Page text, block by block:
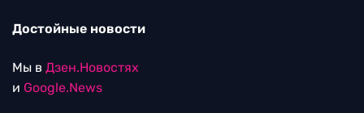
Достойные новости
Мы в Дзен.Новостях
и Google.News